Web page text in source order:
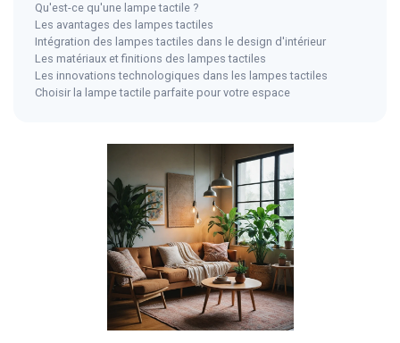
Qu'est-ce qu'une lampe tactile ?
Les avantages des lampes tactiles
Intégration des lampes tactiles dans le design d'intérieur
Les matériaux et finitions des lampes tactiles
Les innovations technologiques dans les lampes tactiles
Choisir la lampe tactile parfaite pour votre espace